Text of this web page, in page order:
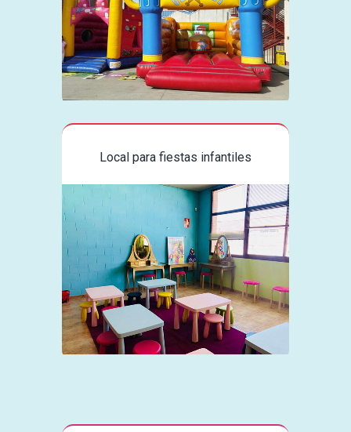
Local para fiestas infantiles